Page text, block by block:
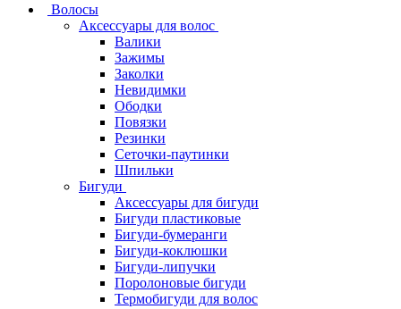
Волосы
Аксессуары для волос
Валики
Зажимы
Заколки
Невидимки
Ободки
Повязки
Резинки
Сеточки-паутинки
Шпильки
Бигуди
Аксессуары для бигуди
Бигуди пластиковые
Бигуди-бумеранги
Бигуди-коклюшки
Бигуди-липучки
Поролоновые бигуди
Термобигуди для волос